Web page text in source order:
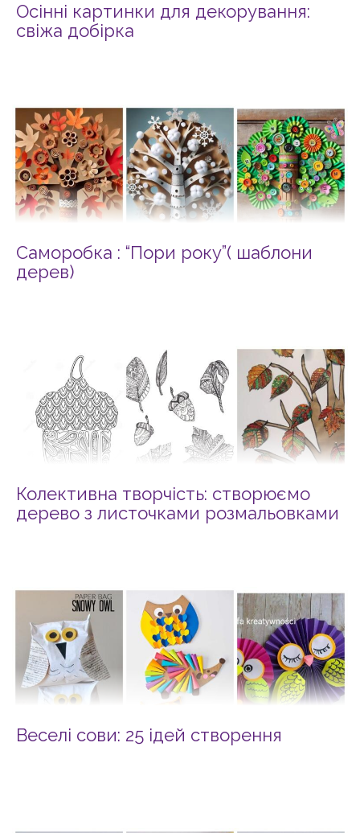
Осінні картинки для декорування:
свіжа добірка
Саморобка : “Пори року”( шаблони
дерев)
Колективна творчість: створюємо
дерево з листочками розмальовками
Веселі сови: 25 ідей створення